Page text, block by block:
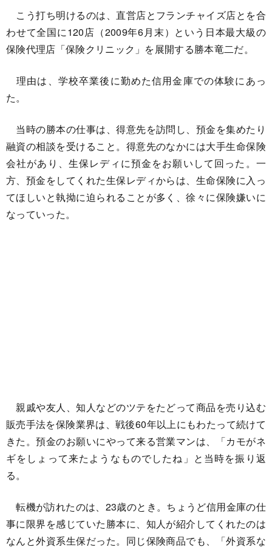
こう打ち明けるのは、直営店とフランチャイズ店とを合
わせて全国に120店（2009年6月末）という日本最大級の
保険代理店「保険クリニック」を展開する勝本竜二だ。
理由は、学校卒業後に勤めた信用金庫での体験にあっ
た。
当時の勝本の仕事は、得意先を訪問し、預金を集めたり
融資の相談を受けること。得意先のなかには大手生命保険
会社があり、生保レディに預金をお願いして回った。一
方、預金をしてくれた生保レディからは、生命保険に入っ
てほしいと執拗に迫られることが多く、徐々に保険嫌いに
なっていった。
親戚や友人、知人などのツテをたどって商品を売り込む
販売手法を保険業界は、戦後60年以上にもわたって続けて
きた。預金のお願いにやって来る営業マンは、「カモがネ
ギをしょって来たようなものでしたね」と当時を振り返
る。
転機が訪れたのは、23歳のとき。ちょうど信用金庫の仕
事に限界を感じていた勝本に、知人が紹介してくれたのは
なんと外資系生保だった。同じ保険商品でも、「外資系な